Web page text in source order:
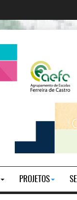
PROJETOS